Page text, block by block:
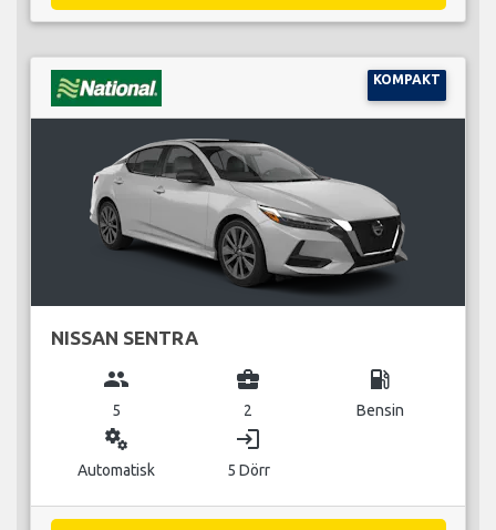
KOMPAKT
NISSAN SENTRA
group
5
business_center
2
local_gas_station
Bensin
miscellaneous_services
Automatisk
login
5 Dörr